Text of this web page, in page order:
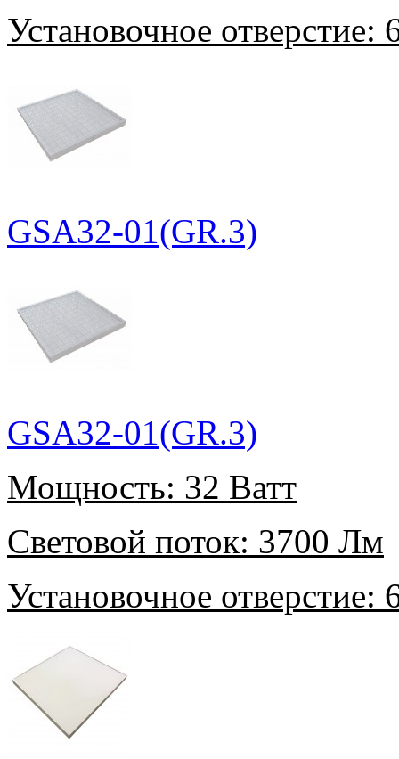
Установочное отверстие:
GSA32-01(GR.3)
GSA32-01(GR.3)
Мощность: 32 Ватт
Световой поток: 3700 Лм
Установочное отверстие: